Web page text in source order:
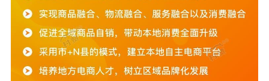
辅助产品